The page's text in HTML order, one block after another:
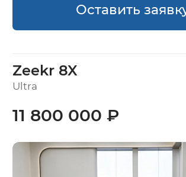
Оставить
Zeekr 8X
Ultra
11 800 000 ₽